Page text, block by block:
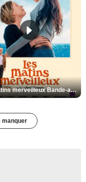
Les Matins merveilleux Bande-annonce VF
manquer